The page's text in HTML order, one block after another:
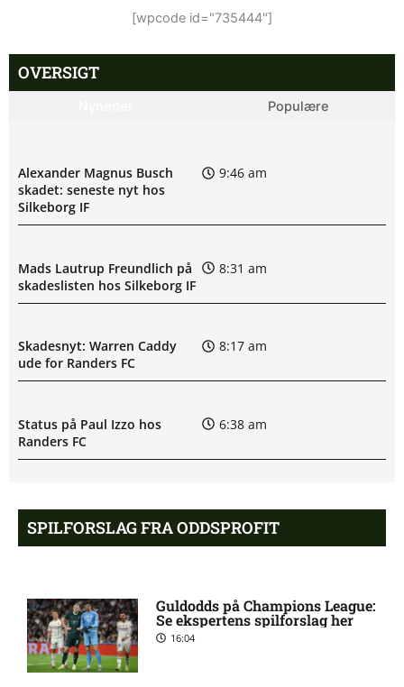
[wpcode id="735444"]
OVERSIGT
Populære
Alexander Magnus Busch
skadet: seneste nyt hos
Silkeborg IF
9:46 am
Mads Lautrup Freundlich på
skadeslisten hos Silkeborg IF
8:31 am
Skadesnyt: Warren Caddy
ude for Randers FC
8:17 am
Status på Paul Izzo hos
Randers FC
6:38 am
mod Brøndby IF: Optakt,
forventede opstillinger,
Superligaen – Randers FC
mod Lyngby Boldklub:
Optakt, forventede
6:08 am
SPILFORSLAG FRA ODDSPROFIT
Guldodds på Champions League:
Se ekspertens spilforslag her
16:04